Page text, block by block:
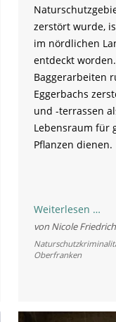
zerstört wurde,
im nördlichen
entdeckt
Baggerarbeiten
Eggerbachs
und -terrassen
Lebensraum für
Pflanzen dienen.
Weiterlesen …
in
-
von Nicole
Oberfranken